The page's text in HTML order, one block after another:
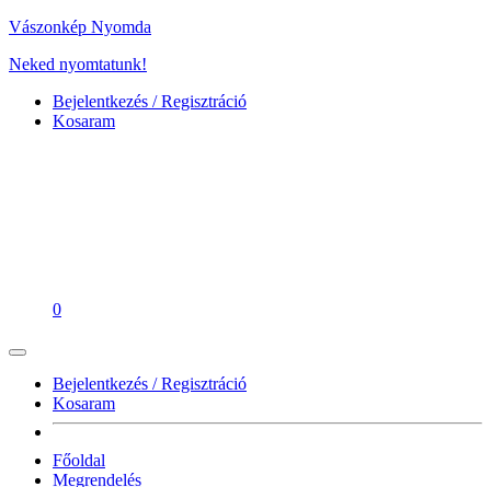
Vászonkép Nyomda
Neked nyomtatunk!
Bejelentkezés / Regisztráció
Kosaram
0
Bejelentkezés / Regisztráció
Kosaram
Főoldal
Megrendelés